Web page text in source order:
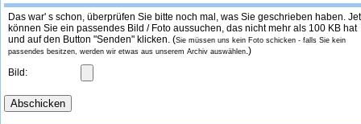
Das war' s schon, überprüfen Sie bitte noch mal, was Sie geschrieben haben.
können Sie ein passendes Bild / Foto aussuchen, das nicht mehr als 100 KB hat
und auf den Button "Senden" klicken. (Sie müssen uns kein Foto schicken - falls Sie kein
passendes besitzen, werden wir etwas aus unserem Archiv auswählen.)
Bild: